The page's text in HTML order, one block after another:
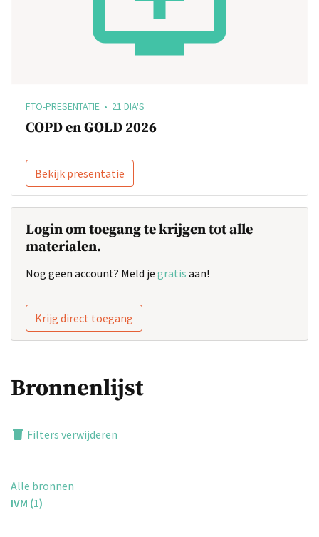
FTO-PRESENTATIE • 21 DIA'S
COPD en GOLD 2026
Bekijk presentatie
Login om toegang te krijgen tot alle
materialen.
Nog geen account? Meld je gratis aan!
Krijg direct toegang
Bronnenlijst
Filters verwijderen
Alle bronnen
IVM (1)